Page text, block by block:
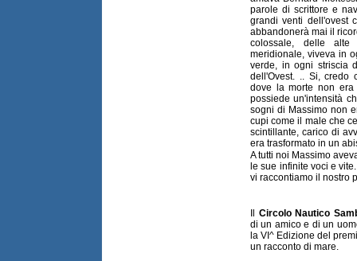
parole di scrittore e
grandi venti dell'ovest
abbandonerà mai il
colossale, delle
meridionale, viveva in
verde, in ogni striscia
dell'Ovest. .. Si, credo
dove la morte non
possiede un'intensità
sogni di Massimo non
cupi come il male che
scintillante, carico di
era trasformato in un
A tutti noi Massimo
le sue infinite voci e
vi raccontiamo il nostro
Il Circolo Nautico
di un amico e di un
la VI^ Edizione del
un racconto di mare.